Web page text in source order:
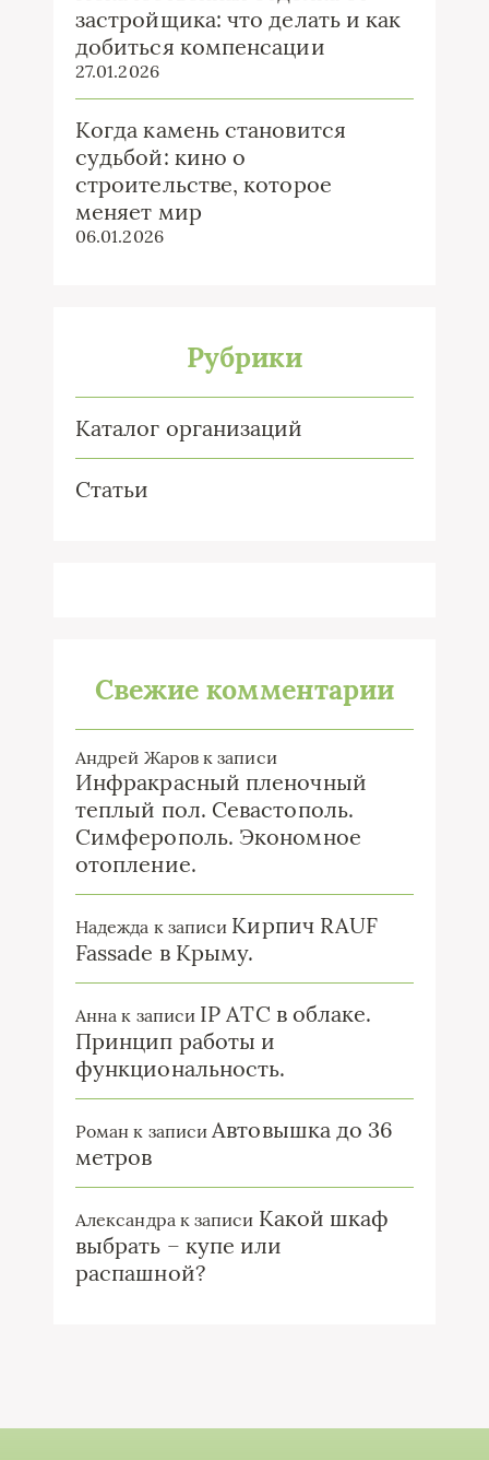
застройщика: что делать и как
добиться компенсации
27.01.2026
Когда камень становится
судьбой: кино о
строительстве, которое
меняет мир
06.01.2026
Рубрики
Каталог организаций
Статьи
Свежие комментарии
Андрей Жаровк записи
Инфракрасный пленочный
теплый пол. Севастополь.
Симферополь. Экономное
отопление.
Надежда к записи Кирпич RAUF
Fassade в Крыму.
Анна к записи IP ATC в облаке.
Принцип работы и
функциональность.
Роман к записи Автовышка до 36
метров
Александра к записи Какой шкаф
выбрать – купе или
распашной?